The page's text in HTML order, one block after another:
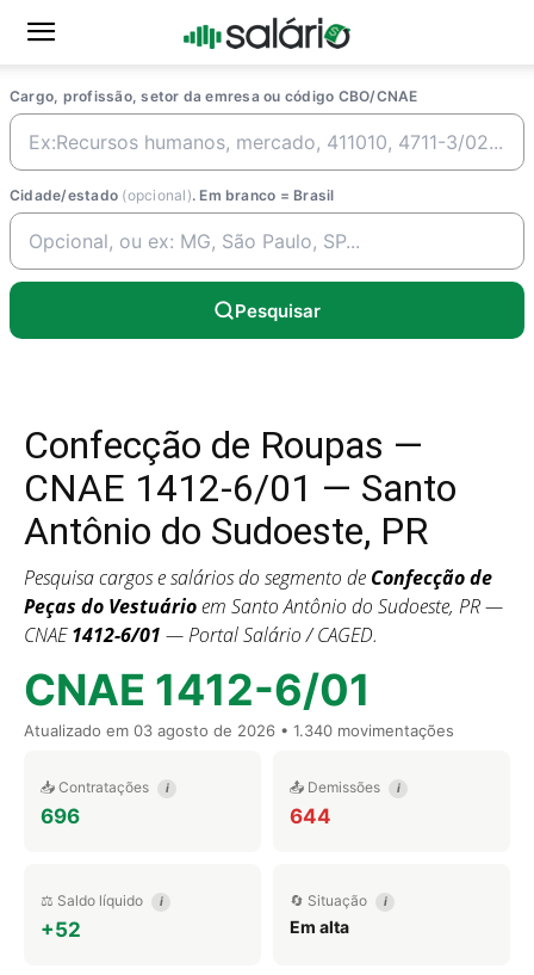
Cargo, profissão, setor da emresa ou código CBO/CNAE
Cidade/estado (opcional). Em branco = Brasil
Pesquisar
Confecção de Roupas —
CNAE 1412-6/01 — Santo
Antônio do Sudoeste, PR
Pesquisa cargos e salários do segmento de Confecção de
Peças do Vestuárioem Santo Antônio do Sudoeste, PR —
CNAE1412-6/01 — Portal Salário / CAGED.
CNAE 1412-6/01
Atualizado em 03 agosto de 2026 • 1.340 movimentações
📥 Contratações i
696
📤 Demissões i
644
⚖️ Saldo líquido i
+52
🔄 Situação i
Em alta